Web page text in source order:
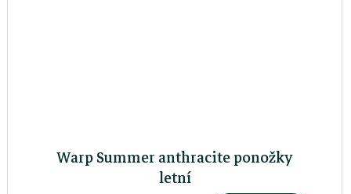
Warp Summer anthracite ponožky
letní